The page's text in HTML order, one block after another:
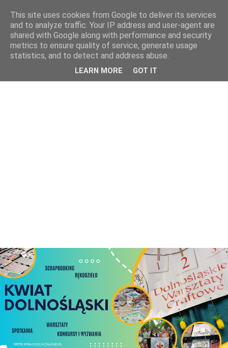
This site uses cookies from Google to deliver its services
and to analyze traffic. Your IP address and user-agent are
shared with Google along with performance and security
metrics to ensure quality of service, generate usage
statistics, and to detect and address abuse.
LEARN MORE GOT IT